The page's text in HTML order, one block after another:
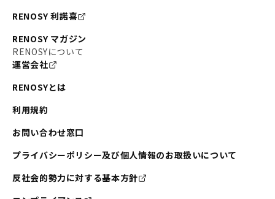
RENOSY 利諾喜
RENOSY マガジン
RENOSYについて
運営会社
RENOSYとは
利用規約
お問い合わせ窓口
プライバシーポリシー及び個人情報のお取扱いについて
反社会的勢力に対する基本方針